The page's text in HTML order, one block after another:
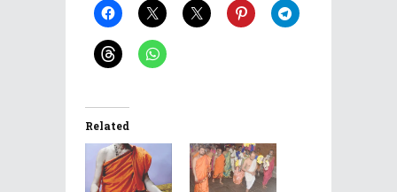
Related